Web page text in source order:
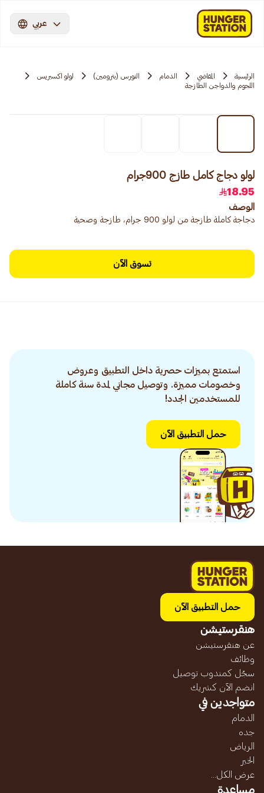
عربي
الرئيسية المقاضي الدمام النورس (بترومين)
لولو اكسبريس
اللحوم والدواجن الطازجة
لولو دجاج كامل طازج 900جرام
18.95
الوصف
دجاجة كاملة طازجة من لولو 900 جرام، طازجة وصحية
تسوق الآن
استمتع بميزات حصرية داخل التطبيق وعروض
وخصومات مميزة. وتوصيل مجاني لمدة سنة كاملة
للمستخدمين الجدد!
حمل التطبيق الآن
حمل التطبيق الآن
هنقرستيشن
عن هنقرستيشن
وظائف
سجّل كمندوب توصيل
انضم الآن كشريك
متواجدين في
الدمام
جده
الرياض
الخبر
عرض الكل...
مساعدة